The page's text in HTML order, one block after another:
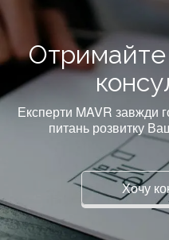
Отримайте
Експерти MAVR завжди
питань розвитку
Хочу